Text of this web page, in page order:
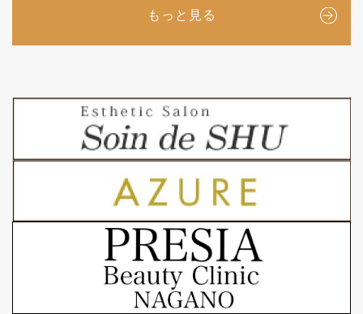
もっと見る